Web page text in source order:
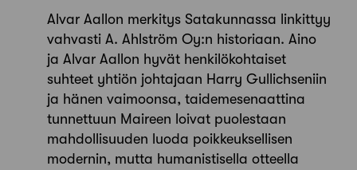
Alvar Aallon merkitys Satakunnassa linkittyy
vahvasti A. Ahlström Oy:n historiaan. Aino
ja Alvar Aallon hyvät henkilökohtaiset
suhteet yhtiön johtajaan Harry Gullichseniin
ja hänen vaimoonsa, taidemesenaattina
tunnettuun Maireen loivat puolestaan
mahdollisuuden luoda poikkeuksellisen
modernin, mutta humanistisella otteella